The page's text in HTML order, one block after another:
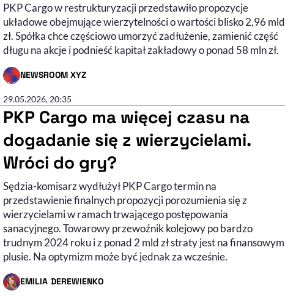
PKP Cargo w restrukturyzacji przedstawiło propozycje
układowe obejmujące wierzytelności o wartości blisko 2,96 mld
zł. Spółka chce częściowo umorzyć zadłużenie, zamienić część
długu na akcje i podnieść kapitał zakładowy o ponad 58 mln zł.
NEWSROOM XYZ
- AUTOR ARTYKUŁU - PROFIL
29.05.2026, 20:35
PKP Cargo ma więcej czasu na
dogadanie się z wierzycielami.
Wróci do gry?
Sędzia-komisarz wydłużył PKP Cargo termin na
przedstawienie finalnych propozycji porozumienia się z
wierzycielami w ramach trwającego postępowania
sanacyjnego. Towarowy przewoźnik kolejowy po bardzo
trudnym 2024 roku i z ponad 2 mld zł straty jest na finansowym
plusie. Na optymizm może być jednak za wcześnie.
EMILIA DEREWIENKO
- AUTOR ARTYKUŁU - PROFIL